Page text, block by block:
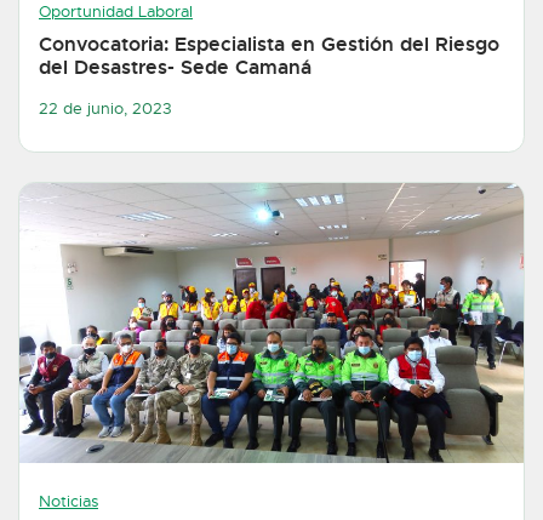
Oportunidad Laboral
Convocatoria: Especialista en Gestión del Riesgo
del Desastres- Sede Camaná
22 de junio, 2023
Noticias